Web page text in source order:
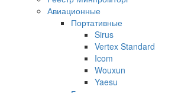
Авиационные
Портативные
Sirus
Vertex Standard
Icom
Wouxun
Yaesu